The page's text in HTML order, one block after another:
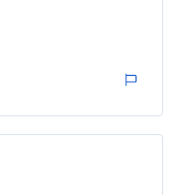
schönen Kurzurlaub,
auf jeden Fall